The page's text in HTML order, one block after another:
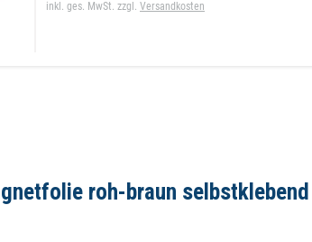
inkl. ges. MwSt. zzgl.Versandkosten
roh-braun